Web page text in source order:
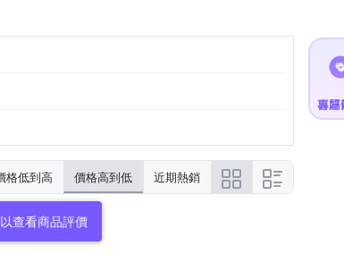
格低到高 價格高到低 近期熱銷
查看商品評價